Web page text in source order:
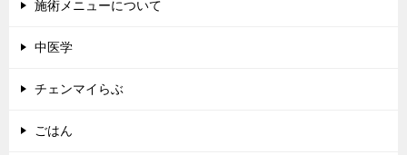
施術メニューについて
中医学
チェンマイらぶ
ごはん